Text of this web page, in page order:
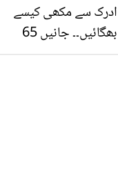
ادرک سے مکھی کیسے
بھگائیں۔۔ جانیں 65